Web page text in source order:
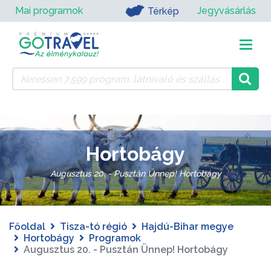
Mai programok Térkép Jegyvásárlás
Hortobágy
Augusztus 20. - Pusztán Ünnep! Hortobágy
Főoldal Tisza-tó régió
Hajdú-Bihar megye
Hortobágy
Programok
Augusztus 20. - Pusztán Ünnep! Hortobágy